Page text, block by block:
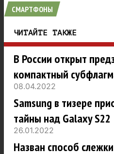
СМАРТФОНЫ
ЧИТАЙТЕ ТАКЖЕ
В России открыт
компактный
08.04.2022
Samsung в тизере
тайны над Galaxy S22
26.01.2022
Назван способ